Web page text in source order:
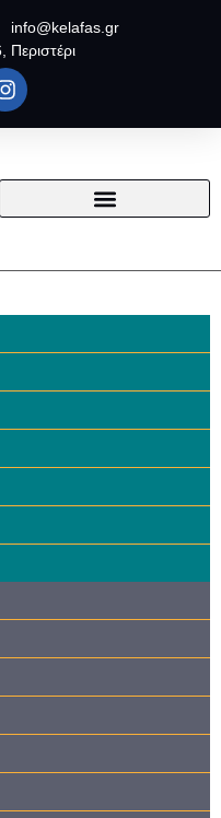
info@kelafas.gr
Περιστέρι